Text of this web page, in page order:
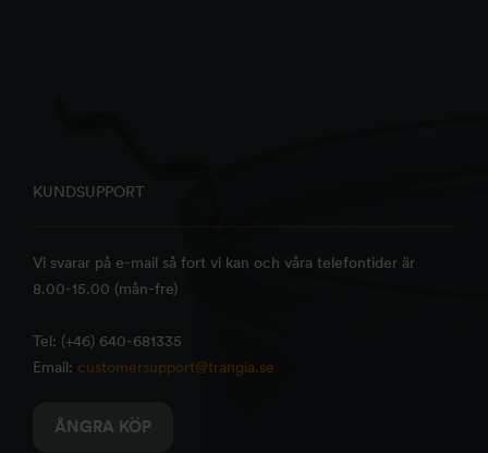
KUNDSUPPORT
Vi svarar på e-mail så fort vi kan och våra telefontider är
8.00-15.00 (mån-fre)
Tel: (+46) 640-681335
Email: customersupport@trangia.se
ÅNGRA KÖP